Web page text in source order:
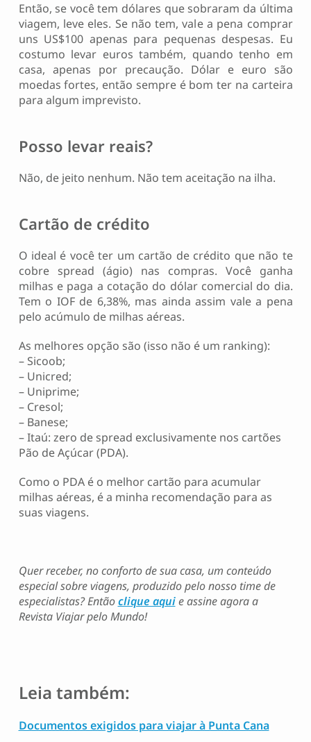
Então, se você tem dólares que sobraram da última
viagem, leve eles. Se não tem, vale a pena comprar
uns US$100 apenas para pequenas despesas. Eu
costumo levar euros também, quando tenho em
casa, apenas por precaução. Dólar e euro são
moedas fortes, então sempre é bom ter na carteira
para algum imprevisto.
Posso levar reais?
Não, de jeito nenhum. Não tem aceitação na ilha.
Cartão de crédito
O ideal é você ter um cartão de crédito que não te
cobre spread (ágio) nas compras. Você ganha
milhas e paga a cotação do dólar comercial do dia.
Tem o IOF de 6,38%, mas ainda assim vale a pena
pelo acúmulo de milhas aéreas.
As melhores opção são (isso não é um ranking):
– Sicoob;
– Unicred;
– Uniprime;
– Cresol;
– Banese;
– Itaú: zero de spread exclusivamente nos cartões
Pão de Açúcar (PDA).
Como o PDA é o melhor cartão para acumular
milhas aéreas, é a minha recomendação para as
suas viagens.
Quer receber, no conforto de sua casa, um conteúdo
especial sobre viagens, produzido pelo nosso time de
especialistas? Entãoclique aquie assine agora a
Revista Viajar pelo Mundo!
Leia também:
Documentos exigidos para viajar à Punta Cana